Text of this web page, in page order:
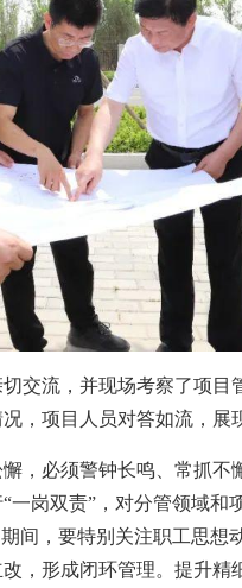
流，并现场考察了项目
，项目人员对答如流，展
必须警钟长鸣、常抓不
岗双责”，对分管领域和
间，要特别关注职工思想
，形成闭环管理。提升精